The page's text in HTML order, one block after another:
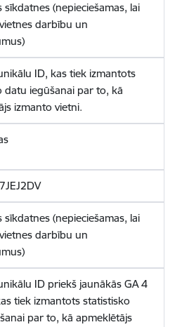
sīkdatnes (nepieciešamas, lai
darbību un
ID, kas tiek izmantots
datu iegūšanai par to, kā
izmanto vietni.
sīkdatnes (nepieciešamas, lai
darbību un
ID priekš jaunākās GA 4
tiek izmantots statistisko
par to, kā apmeklētājs